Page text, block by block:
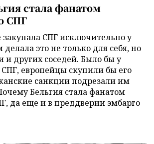
стала фанатом
СПГ
закупала СПГ исключительно у
это не только для себя, но
и других соседей. Было бы у
европейцы скупили бы его
санкции подрезали им
Бельгия стала фанатом
да еще и в преддверии эмбарго